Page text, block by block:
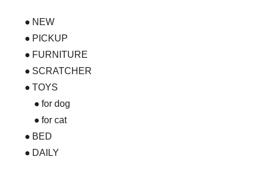
NEW
PICKUP
FURNITURE
SCRATCHER
TOYS
for dog
for cat
BED
DAILY